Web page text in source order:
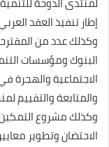
وكذلك عدد من
البنوك ومؤسسات
الاجتماعية والهجرة
والمتابعة والتقييم
وكذلك مشروع
الاحتضان وتطوير